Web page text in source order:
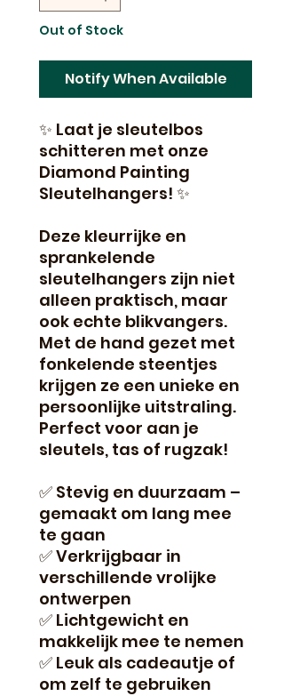
Out of Stock
Notify When Available
✨ Laat je sleutelbos
schitteren met onze
Diamond Painting
Sleutelhangers! ✨
Deze kleurrijke en
sprankelende
sleutelhangers zijn niet
alleen praktisch, maar
ook echte blikvangers.
Met de hand gezet met
fonkelende steentjes
krijgen ze een unieke en
persoonlijke uitstraling.
Perfect voor aan je
sleutels, tas of rugzak!
✅ Stevig en duurzaam –
gemaakt om lang mee
te gaan
✅ Verkrijgbaar in
verschillende vrolijke
ontwerpen
✅ Lichtgewicht en
makkelijk mee te nemen
✅ Leuk als cadeautje of
om zelf te gebruiken